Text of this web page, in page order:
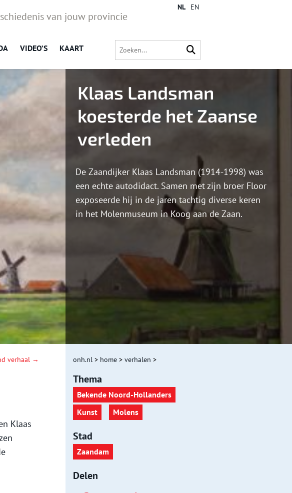
van jouw provincie
VIDEO’S KAART
NL EN
Klaas Landsman
koesterde het Zaanse
verleden
De Zaandijker Klaas Landsman (1914-1998) was
een echte autodidact. Samen met zijn broer Floor
exposeerde hij in de jaren tachtig diverse keren
in het Molenmuseum in Koog aan de Zaan.
verhaal →
Klaas
onh.nl > home > verhalen >
Thema
Bekende Noord-Hollanders
Kunst
Molens
Stad
Zaandam
Delen